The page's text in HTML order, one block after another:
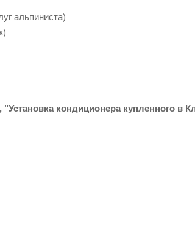
альпиниста)
кондиционера купленного в